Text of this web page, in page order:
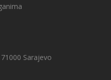
Sarajevo